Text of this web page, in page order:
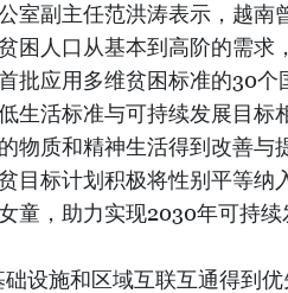
室副主任范洪涛表示，越
困人口从基本到高阶的需求
批应用多维贫困标准的30
生活标准与可持续发展目
物质和精神生活得到改善
目标计划积极将性别平等
童，助力实现2030年可持续
设施和区域互联互通得到